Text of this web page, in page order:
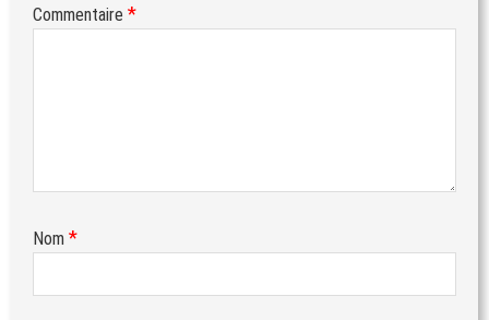
Commentaire *
Nom *